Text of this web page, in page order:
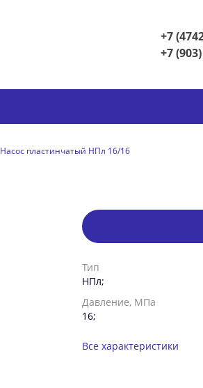
+7
+7
Насос пластинчатый НПл 16/16
Тип
НПл;
Давление, МПа
16;
Все характеристики